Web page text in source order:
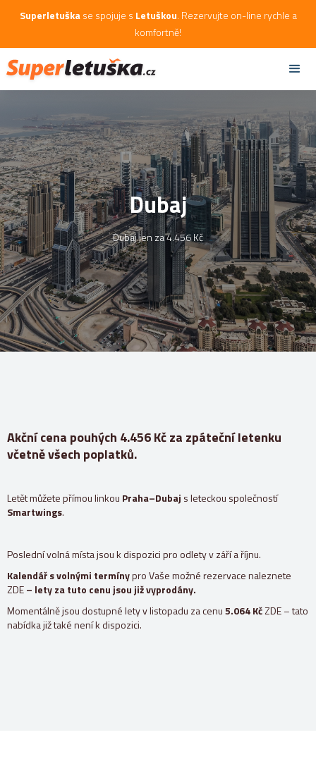
Superletuškase spojuje s Letuškou. Rezervujte on-line rychle a
komfortně!
Dubaj
Dubaj jen za 4.456 Kč
Akční cena pouhých 4.456 Kč za zpáteční letenku
včetně všech poplatků.
Letět můžete přímou linkou Praha–Dubaj s leteckou společností
Smartwings.
Poslední volná místa jsou k dispozici pro odlety v září a říjnu.
Kalendář s volnými termínypro Vaše možné rezervace naleznete
ZDE– lety za tuto cenu jsou již vyprodány.
Momentálně jsou dostupné lety v listopadu za cenu5.064 KčZDE – tato
nabídka již také není k dispozici.